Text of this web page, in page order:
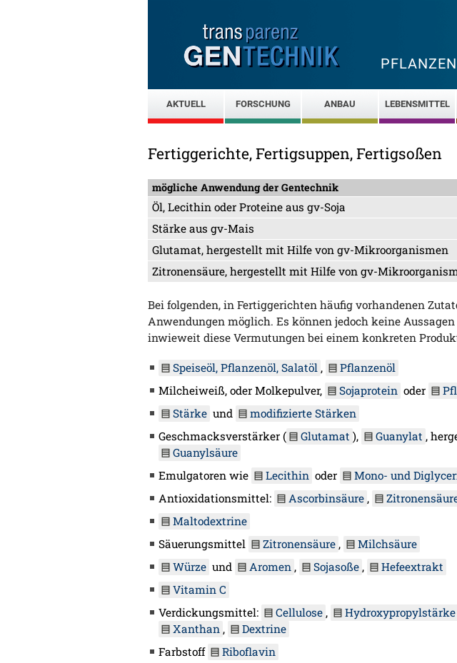
AKTUELL FORSCHUNG ANBAU LEBENSMITTEL
Fertiggerichte, Fertigsuppen, Fertigsoßen
mögliche Anwendung der Gentechnik
Öl, Lecithin oder Proteine aus gv-Soja
Stärke aus gv-Mais
Glutamat, hergestellt mit Hilfe von gv-Mikroorganismen
Zitronensäure, hergestellt mit Hilfe von gv-
Bei folgenden, in Fertiggerichten häufig vorhandenen
Anwendungen möglich. Es können jedoch keine
inwieweit diese Vermutungen bei einem konkreten
Speiseöl, Pflanzenöl, Salatöl ,
Pflanzenöl
Milcheiweiß, oder Molkepulver,
Sojaprotein oder
Stärke und
modifizierte Stärken
Geschmacksverstärker (
Glutamat ), Guanylat ,
Guanylsäure
Emulgatoren wie
Lecithin oder
Mono- und
Antioxidationsmittel:
Ascorbinsäure ,
Maltodextrine
Säuerungsmittel
Zitronensäure ,
Milchsäure
Würze und Aromen , Sojasoße ,
Hefeextrakt
Vitamin C
Verdickungsmittel:
Cellulose , Hydroxypropylstärke
Xanthan ,
Dextrine
Farbstoff
Riboflavin